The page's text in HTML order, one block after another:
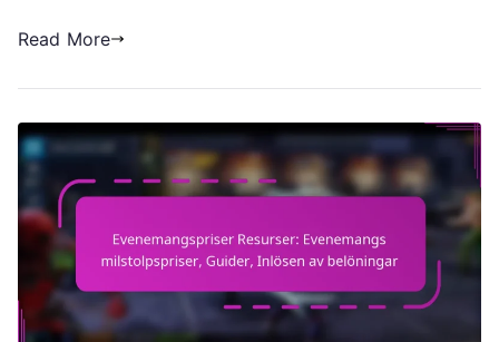
Read More